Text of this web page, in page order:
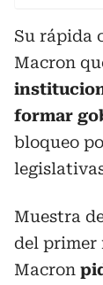
Su rápida
Macron
formar
bloqueo
Muestra
del primer
Macron